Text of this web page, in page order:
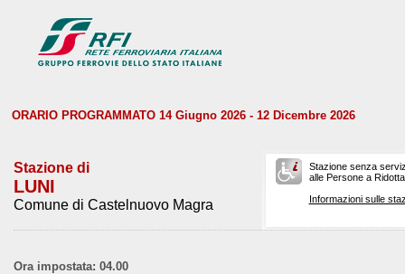
ORARIO PROGRAMMATO 14 Giugno 2026 - 12 Dicembre 2026
Stazione di
LUNI
Comune di Castelnuovo Magra
Stazione senza
alle Persone a
Informazioni sulle
Ora impostata: 04.00